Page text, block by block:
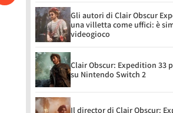
Gli autori di Clair Obscur
una villetta come uffici: è
videogioco
Clair Obscur: Expedition 33
su Nintendo Switch 2
Il director di Clair Obscur: